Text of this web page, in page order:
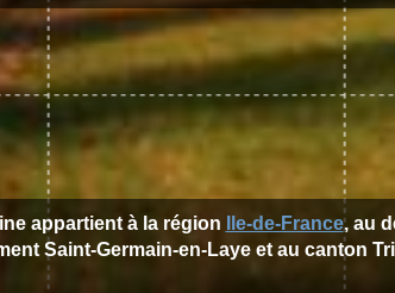
appartient à la région Ile-de-France, au
Saint-Germain-en-Laye et au canton